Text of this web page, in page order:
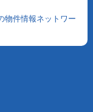
物件情報ネットワー